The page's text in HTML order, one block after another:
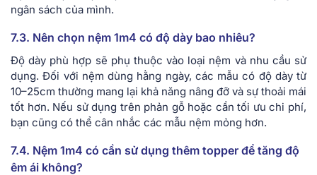
ngân sách của mình.
7.3. Nên chọn nệm 1m4 có độ dày bao nhiêu?
Độ dày phù hợp sẽ phụ thuộc vào loại nệm và nhu cầu sử
dụng. Đối với nệm dùng hằng ngày, các mẫu có độ dày từ
10–25cm thường mang lại khả năng nâng đỡ và sự thoải mái
tốt hơn. Nếu sử dụng trên phản gỗ hoặc cần tối ưu chi phí,
bạn cũng có thể cân nhắc các mẫu nệm mỏng hơn.
7.4. Nệm 1m4 có cần sử dụng thêm topper để tăng độ
êm ái không?